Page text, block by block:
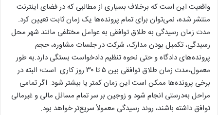
واقعیت این است که برخلاف بسیاری از مطالبی که در فضای اینترنت
منتشر شده، نمی‌توان برای تمام پرونده‌ها یک زمان ثابت تعیین کرد.
مدت زمان رسیدگی به طلاق توافقی به عوامل مختلفی مانند شهر محل
رسیدگی، تکمیل بودن مدارک، شرکت در جلسات مشاوره، حجم
پرونده‌های دادگاه و حتی نحوه تنظیم دادخواست بستگی دارد.به طور
معمول،مدت زمان طلاق توافقی بین ۵ تا ۳۰ روز کاری است؛ البته در
برخی پرونده‌ها ممکن است این زمان کمتر یا بیشتر شود. اگر تمامی
مراحل به‌درستی انجام شود و زوجین بر سر تمام مسائل مالی و غیرمالی
توافق داشته باشند، روند رسیدگی معمولاً سریع‌تر خواهد بود.